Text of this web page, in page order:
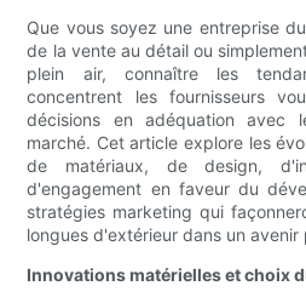
Que vous soyez une entreprise
de la vente au détail ou
plein air, connaître les
concentrent les fournisseurs
décisions en adéquation avec
marché. Cet article explore les
de matériaux, de design,
d'engagement en faveur du
stratégies marketing qui
longues d'extérieur dans un avenir
Innovations matérielles et choix